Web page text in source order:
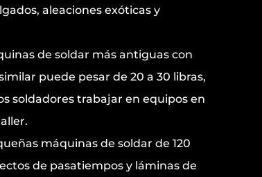
aleaciones exóticas y
de soldar más antiguas con
puede pesar de 20 a 30 libras,
soldadores trabajar en equipos en
máquinas de soldar de 120
de pasatiempos y láminas de